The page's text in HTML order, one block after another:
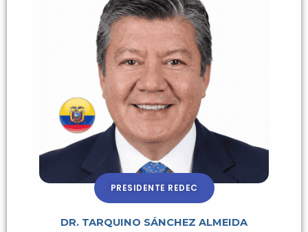
PRESIDENTE REDEC
DR. TARQUINO SÁNCHEZ ALMEIDA